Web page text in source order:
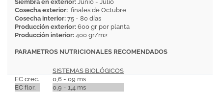
Siembra en exterior: Junio - Julio
Cosecha exterior: finales de Octubre
Cosecha interior: 75 - 80 días
Producción exterior: 600 gr por planta
Producción interior: 400 gr/m2
PARAMETROS NUTRICIONALES RECOMENDADOS
EC crec.
EC flor.
SISTEMAS BIOLÓGICOS
0,6 - 09 ms
0,9 - 1,4 ms